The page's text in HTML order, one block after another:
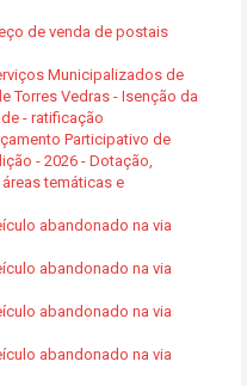
de venda de postais
Municipalizados de
Torres Vedras - Isenção da
- ratificação
Participativo de
- 2026 - Dotação,
temáticas e
abandonado na via
abandonado na via
abandonado na via
abandonado na via